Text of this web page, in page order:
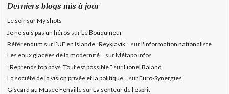
Derniers blogs mis à jour
Le soir surMy shots
Je ne suis pas un héros surLe Bouquineur
Référendum sur l’UE en Islande : Reykjavik...
surl'information nationaliste
Les eaux glacées de la modernité... surMétapo infos
”Reprends ton pays. Tout est possible.” surLionel Baland
La société de la vision privée et la politique... surEuro-Synergies
Giscard au Musée Fenaille surLa senteur de l'esprit